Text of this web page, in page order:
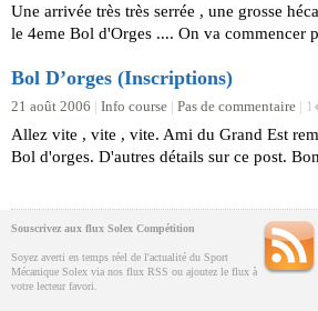
Une arrivée très très serrée , une grosse
le 4eme Bol d'Orges .... On va commencer
Bol D’orges (Inscriptions)
21 août 2006 | Info course | Pas de commentaire |
Allez vite , vite , vite. Ami du Grand Est
Bol d'orges. D'autres détails sur ce post.
Souscrivez aux flux Solex Compétition
Soyez averti en temps réel de l'actualité du Sport
Mécanique Solex via nos flux RSS ou ajoutez le flux à
votre lecteur favori.